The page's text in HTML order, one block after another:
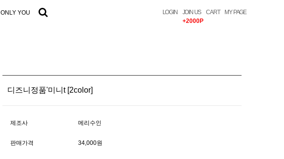
ONLY YOU
LOGIN
+2000P
JOIN US CART MY PAGE
디즈니정품'미니t [2color]
제조사 메리수인
판매가격 34,000원